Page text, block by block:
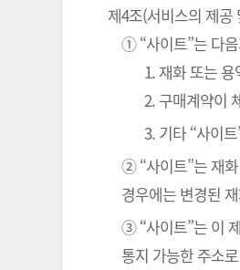
제4조(서비스의 제공
① “사이트”는 다
1. 재화 또는
2. 구매계약이
3. 기타 “사이
② “사이트”는 재
경우에는 변경된
③ “사이트”는 이
통지 가능한 주소